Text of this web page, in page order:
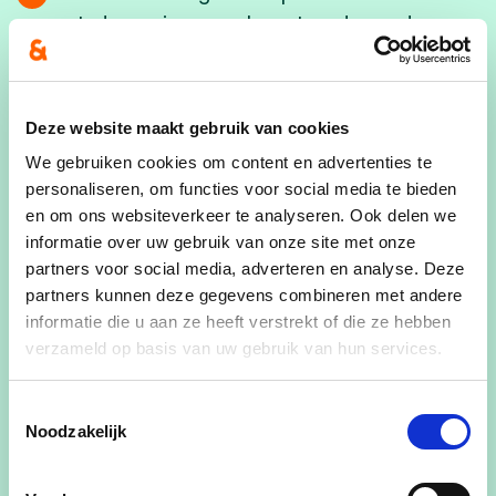
Deze website maakt gebruik van cookies
We gebruiken cookies om content en advertenties te
personaliseren, om functies voor social media te bieden
en om ons websiteverkeer te analyseren. Ook delen we
informatie over uw gebruik van onze site met onze
partners voor social media, adverteren en analyse. Deze
partners kunnen deze gegevens combineren met andere
informatie die u aan ze heeft verstrekt of die ze hebben
verzameld op basis van uw gebruik van hun services.
Noodzakelijk
stad aan eigenaars leegstaande panden.
Nauwe samenwerking met Dienst
uitbreidingsmogelijkheden; en begeleiding
vergunningsaanvragen.
Nauwe samenwerking met
werkgeversorganisatie Unizo en VOKA
Meermaals per jaar (eventueel 6x) lezingen
en opleidingen aanbieden uitgaande van de
Voka.